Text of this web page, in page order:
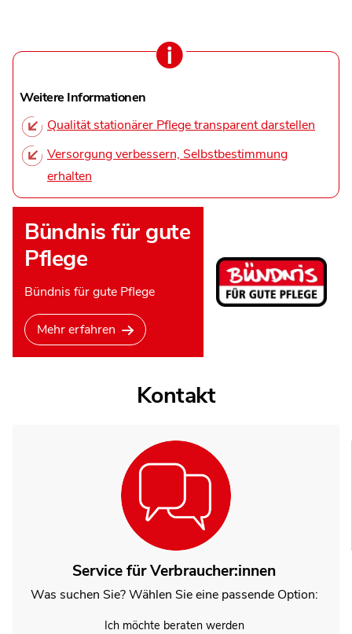
Weitere Informationen
Qualität stationärer Pflege transparent darstellen
Versorgung verbessern, Selbstbestimmung
erhalten
Bündnis für gute
Pflege
Bündnis für gute Pflege
Mehr erfahren
Kontakt
Service für Verbraucher:innen
Was suchen Sie? Wählen Sie eine passende Option:
Ich möchte beraten werden